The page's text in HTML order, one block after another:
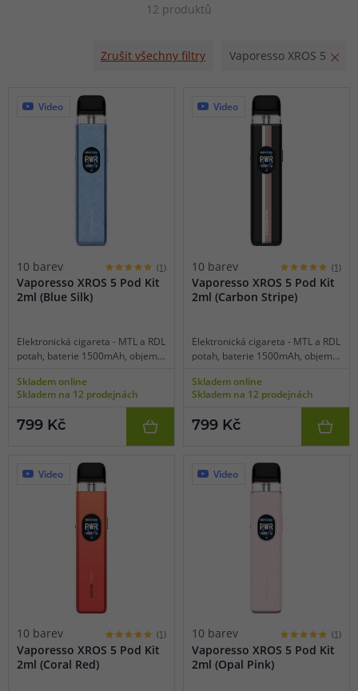
regulace airflow. Vylepšená a pokročilá technologie COREX
Samozřejmostí je zpětná kompabitilita se všemi ostatními
12 produktů
Zrušit všechny filtry Vaporesso XROS 5
Video
10 barev (1)
Vaporesso XROS 5 Pod Kit
2ml (Blue Silk)
Elektronická cigareta - MTL a RDL
potah, baterie 1500mAh, objem
spínání, automatický výkon,
dobíjení USB-C, regulace air-flow,
odporu, široký výběr schémat,
kompatibilní se všemi pody XROS.
Skladem online
Skladem na 12 prodejnách
799 Kč
Video
10 barev (1)
Vaporesso XROS 5 Pod Kit
2ml (Carbon Stripe)
Elektronická cigareta - MTL a RDL
potah, baterie 1500mAh, objem
spínání, automatický výkon,
dobíjení USB-C, regulace air-flow,
odporu, široký výběr schémat,
kompatibilní se všemi pody XROS.
Skladem online
Skladem na 12 prodejnách
799 Kč
Video
10 barev (1)
Vaporesso XROS 5 Pod Kit
2ml (Coral Red)
Video
10 barev (1)
Vaporesso XROS 5 Pod Kit
2ml (Opal Pink)